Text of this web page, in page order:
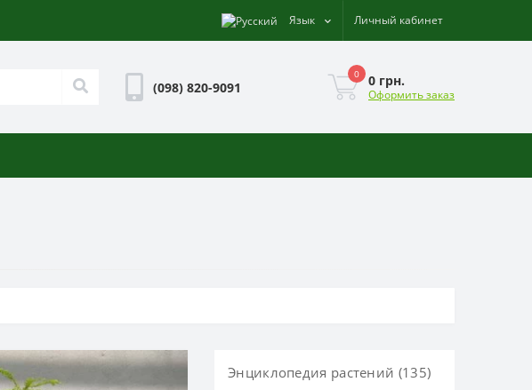
Язык Личный кабинет
(098) 820-9091
0 0 грн.
Оформить заказ
Энциклопедия растений (135)